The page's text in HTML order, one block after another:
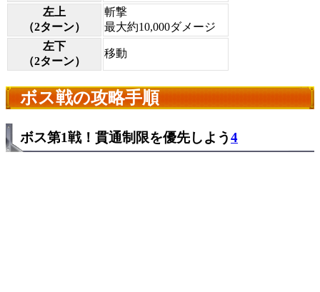
左上
（2ターン）
斬撃
最大約10,000ダメージ
左下
（2ターン）
移動
ボス戦の攻略手順
ボス第1戦！貫通制限を優先しよう4